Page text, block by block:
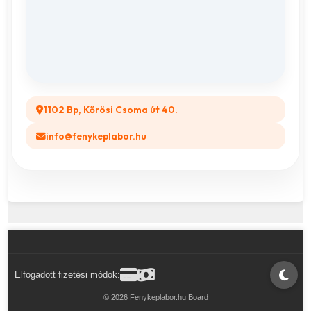
1102 Bp, Kőrösi Csoma út 40.
info@fenykeplabor.hu
Elfogadott fizetési módok:
© 2026 Fenykeplabor.hu Board